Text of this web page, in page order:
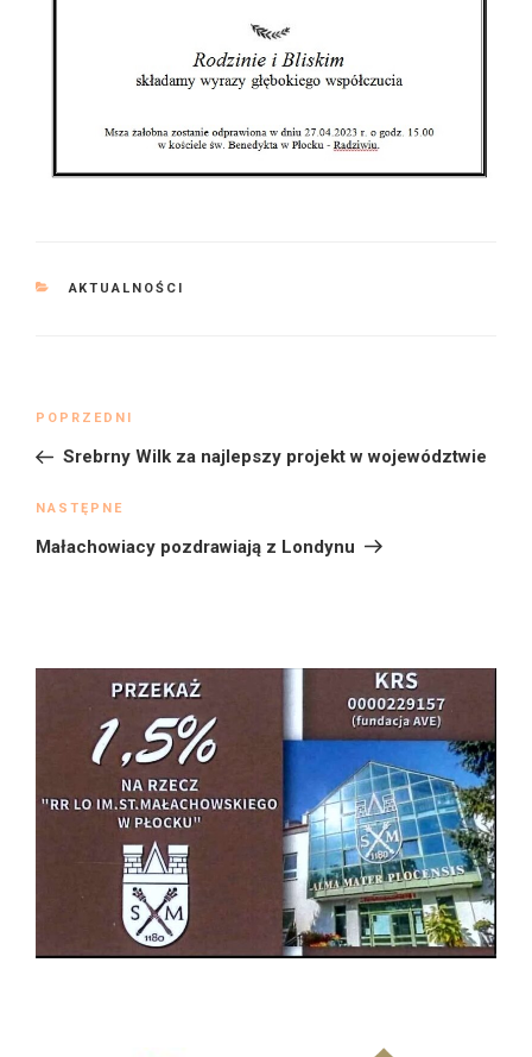
KATEGORIE
AKTUALNOŚCI
Nawigacja
Poprzedni
wpis
POPRZEDNI
Srebrny Wilk za najlepszy projekt w województwie
Następny
wpis
NASTĘPNE
Małachowiacy pozdrawiają z Londynu